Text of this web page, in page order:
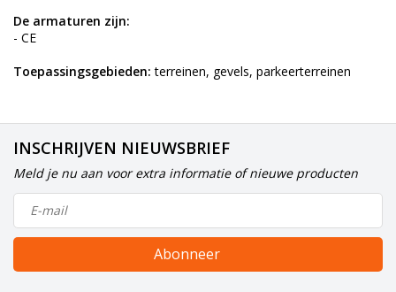
De armaturen zijn:
- CE
Toepassingsgebieden: terreinen, gevels, parkeerterreinen
INSCHRIJVEN NIEUWSBRIEF
Meld je nu aan voor extra informatie of nieuwe producten
Abonneer